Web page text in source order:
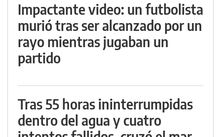
Impactante video: un futbolista
murió tras ser alcanzado por un
rayo mientras jugaban un
partido
Tras 55 horas ininterrumpidas
dentro del agua y cuatro